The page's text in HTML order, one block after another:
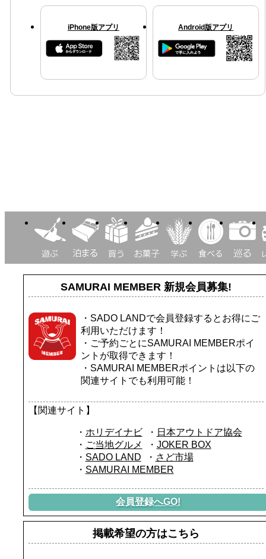
iPhone版アプリ Android版アプリ
SAMURAI MEMBER 新規会員募集!
・SADO LANDで会員登録するとお得にご
利用いただけます！
・ご予約ごとにSAMURAI MEMBERポイ
ントが取得できます！
・SAMURAI MEMBERポイントは以下の
関連サイトでも利用可能！
【関連サイト】
ホリデイナビ
日本アウトドア協会
ご当地グルメ
JOKER BOX
SADO LAND
さど市場
SAMURAI MEMBER
会員登録へGO!
掲載希望の方はこちら